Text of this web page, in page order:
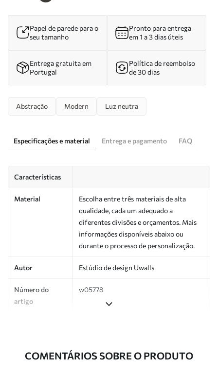
Papel de parede para o
seu tamanho
Pronto para entrega
em 1 a 3 dias úteis
Entrega gratuita em
Portugal
Política de reembolso
de 30 dias
Abstração Modern Luz neutra
Especificações e material Entrega e pagamento FAQ
Características
Material
Escolha entre três materiais de alta
qualidade, cada um adequado a
diferentes divisões e orçamentos. Mais
informações disponíveis abaixo ou
durante o processo de personalização.
Autor Estúdio de design Uwalls
Número do
artigo
w05778
Adicionalmente
Disponível com revestimento de verniz
COMENTÁRIOS SOBRE O PRODUTO